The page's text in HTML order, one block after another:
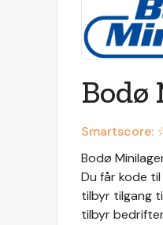
Bodø
Smartscore:
Bodø
Du får kode
tilbyr tilgang
tilbyr